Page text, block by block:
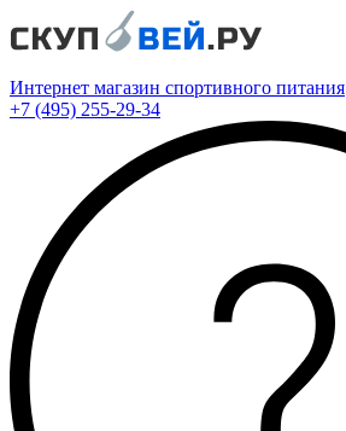
Интернет магазин спортивного питания
+7 (495) 255-29-34